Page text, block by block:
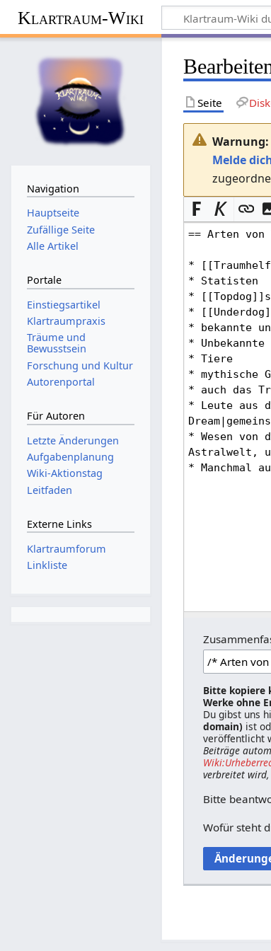
Klartraum-Wiki
Seite
Warnung:
Melde
Bitte kopiere
Werke ohne
Du gibst uns
domain) ist
veröffentlicht
Beiträge
verbreitet wird,
Bitte
Wofür steht
Navigation
Hauptseite
Zufällige Seite
Alle Artikel
Portale
Einstiegsartikel
Klartraumpraxis
Träume und
Bewusstsein
Forschung und Kultur
Autorenportal
Für Autoren
Letzte Änderungen
Aufgabenplanung
Wiki-Aktionstag
Leitfaden
Externe Links
Klartraumforum
Linkliste